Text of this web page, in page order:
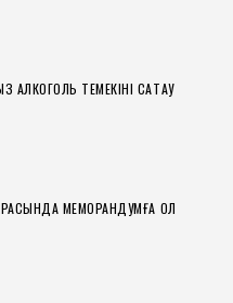
ТЕМЕКІНІ САҚТАУ
МЕМОРАНДУМҒА ҚОЛ